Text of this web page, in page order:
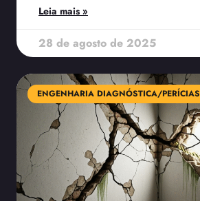
Leia mais »
28 de agosto de 2025
ENGENHARIA DIAGNÓSTICA/PERÍCIAS